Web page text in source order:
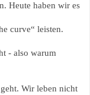
Heute haben wir es
curve“ leisten.
- also warum
Wir leben nicht